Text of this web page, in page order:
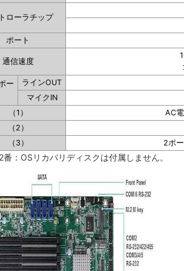
ローラチップ
ポート
通信速度
ー
ラインOUT
マイクIN
（1）
AC
（2）
（3）
2ポ
：OSリカバリディスクは付属しません。